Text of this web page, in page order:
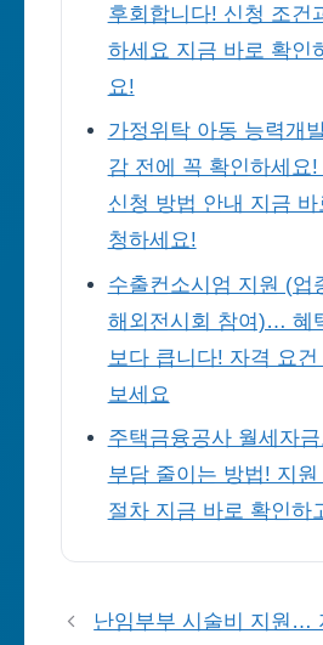
후회합니다! 신청 조건
하세요 지금 바로 확인
요!
가정위탁 아동 능력개
감 전에 꼭 확인하세요
신청 방법 안내 지금
청하세요!
수출컨소시엄 지원 (업
해외전시회 참여)… 혜
보다 큽니다! 자격 요
보세요
주택금융공사 월세자
부담 줄이는 방법! 지
절차 지금 바로 확인하
난임부부 시술비 지원…